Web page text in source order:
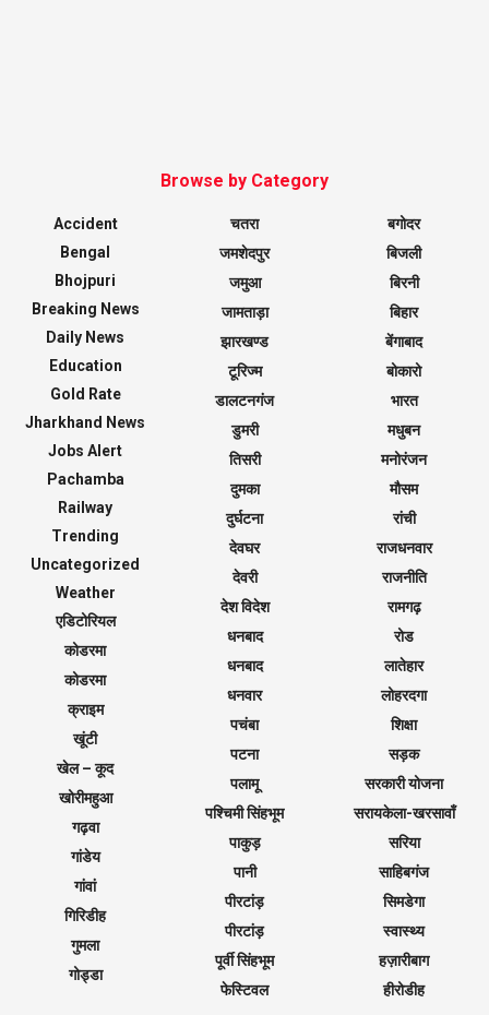
Browse by Category
Accident
Bengal
Bhojpuri
Breaking News
Daily News
Education
Gold Rate
Jharkhand News
Jobs Alert
Pachamba
Railway
Trending
Uncategorized
Weather
एडिटोरियल
कोडरमा
कोडरमा
क्राइम
खूंटी
खेल – कूद
खोरीमहुआ
गढ़वा
गांडेय
गांवां
गिरिडीह
गुमला
गोड्डा
चतरा
जमशेदपुर
जमुआ
जामताड़ा
झारखण्ड
टूरिज्म
डालटनगंज
डुमरी
तिसरी
दुमका
दुर्घटना
देवघर
देवरी
देश विदेश
धनबाद
धनबाद
धनवार
पचंबा
पटना
पलामू
पश्चिमी सिंहभूम
पाकुड़
पानी
पीरटांड़
पीरटांड़
पूर्वी सिंहभूम
फेस्टिवल
बगोदर
बिजली
बिरनी
बिहार
बेंगाबाद
बोकारो
भारत
मधुबन
मनोरंजन
मौसम
रांची
राजधनवार
राजनीति
रामगढ़
रोड
लातेहार
लोहरदगा
शिक्षा
सड़क
सरकारी योजना
सरायकेला-खरसावाँ
सरिया
साहिबगंज
सिमडेगा
स्वास्थ्य
हज़ारीबाग
हीरोडीह